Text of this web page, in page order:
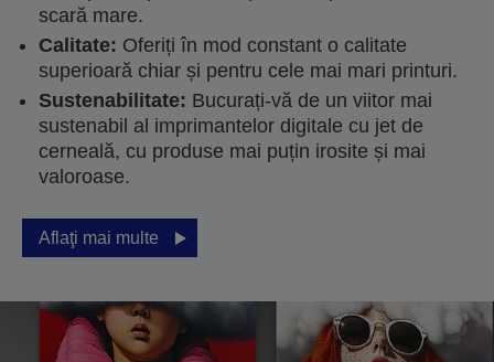
scară mare.
Calitate: Oferiți în mod constant o calitate
superioară chiar și pentru cele mai mari printuri.
Sustenabilitate: Bucurați-vă de un viitor mai
sustenabil al imprimantelor digitale cu jet de
cerneală, cu produse mai puțin irosite și mai
valoroase.
Aflaţi mai multe